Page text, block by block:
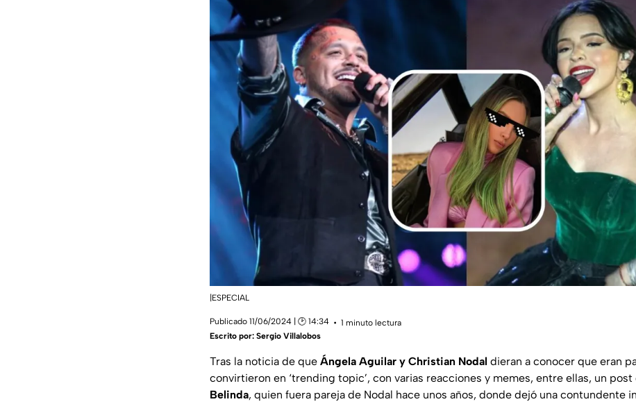
|ESPECIAL
Publicado 11/06/2024 | 🕑 14:34
1 minuto lectura
Escrito por: Sergio Villalobos
Tras la noticia de que Ángela Aguilar y Christian Nodal dieran a conocer que eran
convirtieron en ‘trending topic’, con varias reacciones y memes, entre ellas, un
Belinda, quien fuera pareja de Nodal hace unos años, donde dejó una contundente